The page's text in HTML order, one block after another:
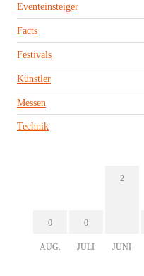
Eventeinsteiger
Facts
Festivals
Künstler
Messen
Technik
0
AUG.
0
JULI
2
JUNI